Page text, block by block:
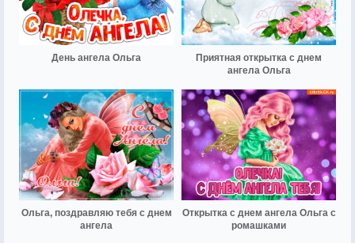
День ангела Ольга
Приятная открытка с днем
ангела Ольга
Ольга, поздравляю тебя с днем
ангела
Открытка с днем ангела Ольга с
ромашками